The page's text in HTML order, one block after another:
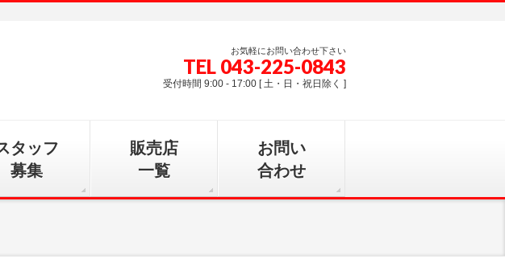
お気軽にお問い合わせ下さい
TEL 043-225-0843
受付時間 9:00 - 17:00 [ 土・日・祝日除く ]
タッフ
募集
販売店
一覧
お問い
合わせ